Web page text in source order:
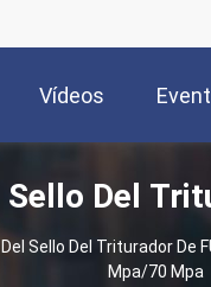
Vídeos
Sello Del
Sello Del Triturador De
Mpa/70 Mpa